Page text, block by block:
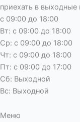
приехать в выходные
с 09:00 до 18:00
Вт: с 09:00 до 18:00
Ср: с 09:00 до 18:00
Чт: с 09:00 до 18:00
Пт: с 09:00 до 17:00
Сб: Выходной
Вс: Выходной
Меню